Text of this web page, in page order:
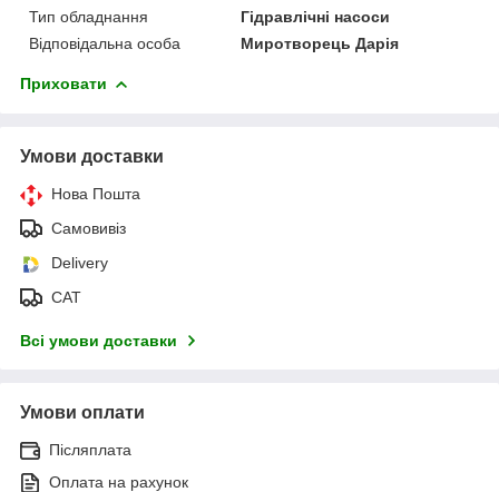
Тип обладнання
Гідравлічні насоси
Відповідальна особа
Миротворець Дарія
Приховати
Умови доставки
Нова Пошта
Самовивіз
Delivery
САТ
Всі умови доставки
Умови оплати
Післяплата
Оплата на рахунок